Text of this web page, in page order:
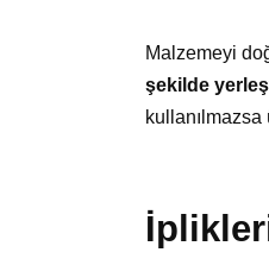
Malzemeyi
şekilde